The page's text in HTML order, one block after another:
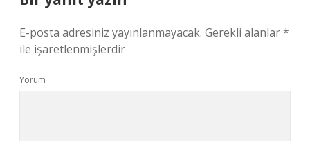
E-posta adresiniz yayınlanmayacak. Gerekli alanlar*
ile işaretlenmişlerdir
Yorum